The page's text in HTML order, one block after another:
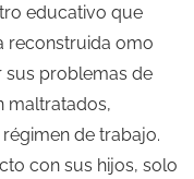
educativo que
reconstruida omo
sus problemas de
maltratados,
de trabajo.
con sus hijos, solo